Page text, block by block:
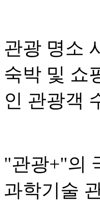
관광 명소
숙박 및 쇼
인 관광객
"관광+"의
과학기술